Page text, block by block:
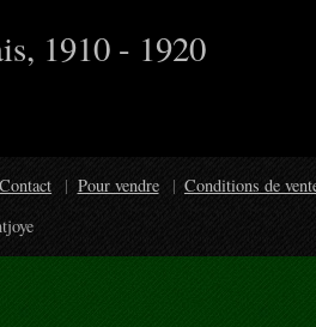
1910 - 1920
Contact Pour vendre
Conditions de